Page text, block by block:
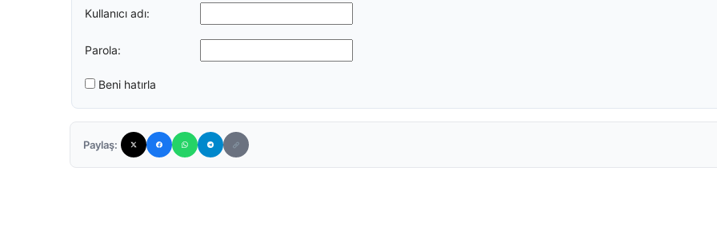
Kullanıcı adı:
Parola:
Beni hatırla
Paylaş: